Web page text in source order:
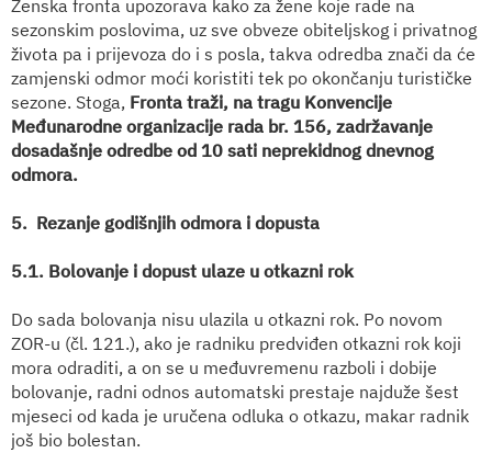
Ženska fronta upozorava kako za žene koje rade na
sezonskim poslovima, uz sve obveze obiteljskog i privatnog
života pa i prijevoza do i s posla, takva odredba znači da će
zamjenski odmor moći koristiti tek po okončanju turističke
sezone. Stoga, Fronta traži, na tragu Konvencije
Međunarodne organizacije rada br. 156, zadržavanje
dosadašnje odredbe od 10 sati neprekidnog dnevnog
odmora.
5. Rezanje godišnjih odmora i dopusta
5.1. Bolovanje i dopust ulaze u otkazni rok
Do sada bolovanja nisu ulazila u otkazni rok. Po novom
ZOR-u (čl. 121.), ako je radniku predviđen otkazni rok koji
mora odraditi, a on se u međuvremenu razboli i dobije
bolovanje, radni odnos automatski prestaje najduže šest
mjeseci od kada je uručena odluka o otkazu, makar radnik
još bio bolestan.